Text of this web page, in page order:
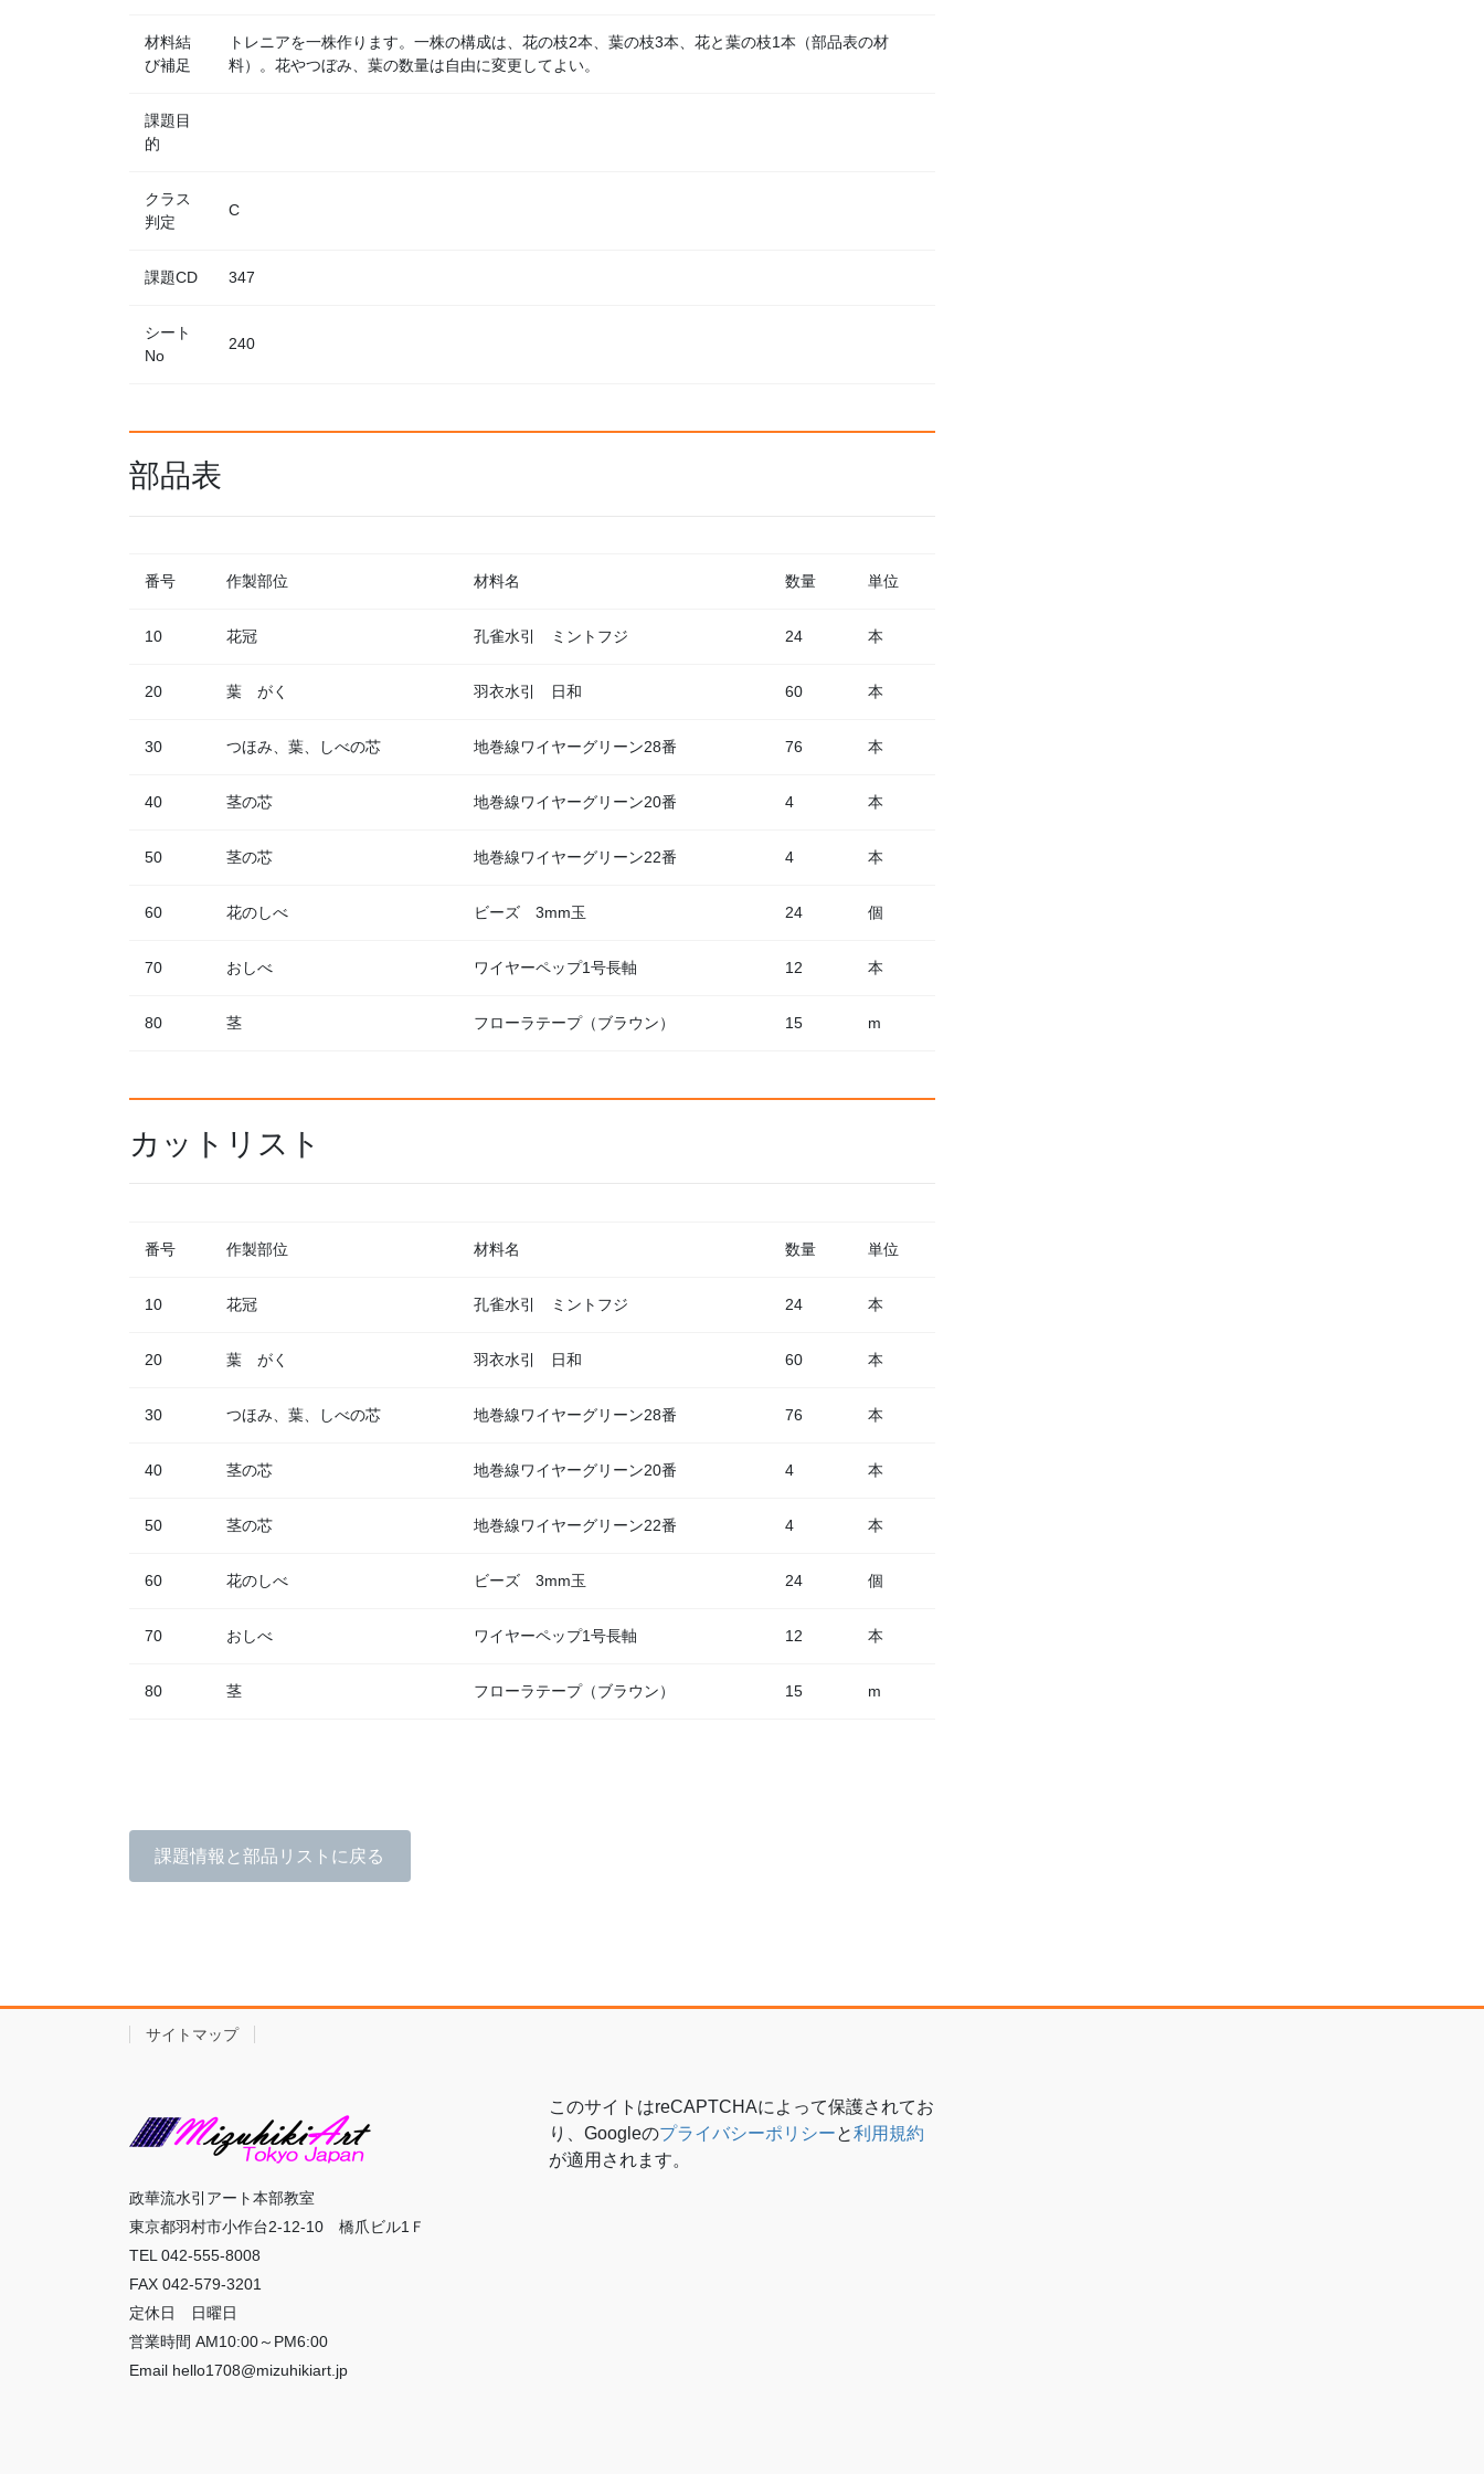
材料結
び補足
トレニアを一株作ります。一株の構成は、花の枝2本、葉の枝3本、花と葉の枝1本（部品表の材
料）。花やつぼみ、葉の数量は自由に変更してよい。
課題目
的
クラス
判定
C
課題CD 347
シート
No
240
部品表
番号 作製部位 材料名 数量 単位
10 花冠 孔雀水引 ミントフジ 24 本
20 葉 がく 羽衣水引 日和 60 本
30 つほみ、葉、しべの芯 地巻線ワイヤーグリーン28番 76 本
40 茎の芯 地巻線ワイヤーグリーン20番 4 本
50 茎の芯 地巻線ワイヤーグリーン22番 4 本
60 花のしべ ビーズ 3mm玉 24 個
70 おしべ ワイヤーペップ1号長軸 12 本
80 茎 フローラテープ（ブラウン） 15 m
カットリスト
番号 作製部位 材料名 数量 単位
10 花冠 孔雀水引 ミントフジ 24 本
20 葉 がく 羽衣水引 日和 60 本
30 つほみ、葉、しべの芯 地巻線ワイヤーグリーン28番 76 本
40 茎の芯 地巻線ワイヤーグリーン20番 4 本
50 茎の芯 地巻線ワイヤーグリーン22番 4 本
60 花のしべ ビーズ 3mm玉 24 個
70 おしべ ワイヤーペップ1号長軸 12 本
80 茎 フローラテープ（ブラウン） 15 m
課題情報と部品リストに戻る
サイトマップ
政華流水引アート本部教室
東京都羽村市小作台2-12-10 橋爪ビル1Ｆ
TEL 042-555-8008
FAX 042-579-3201
定休日 日曜日
営業時間 AM10:00～PM6:00
Email hello1708@mizuhikiart.jp
このサイトはreCAPTCHAによって保護されてお
り、Googleのプライバシーポリシーと利用規約
が適用されます。